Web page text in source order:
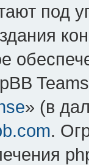
под
» (в
.